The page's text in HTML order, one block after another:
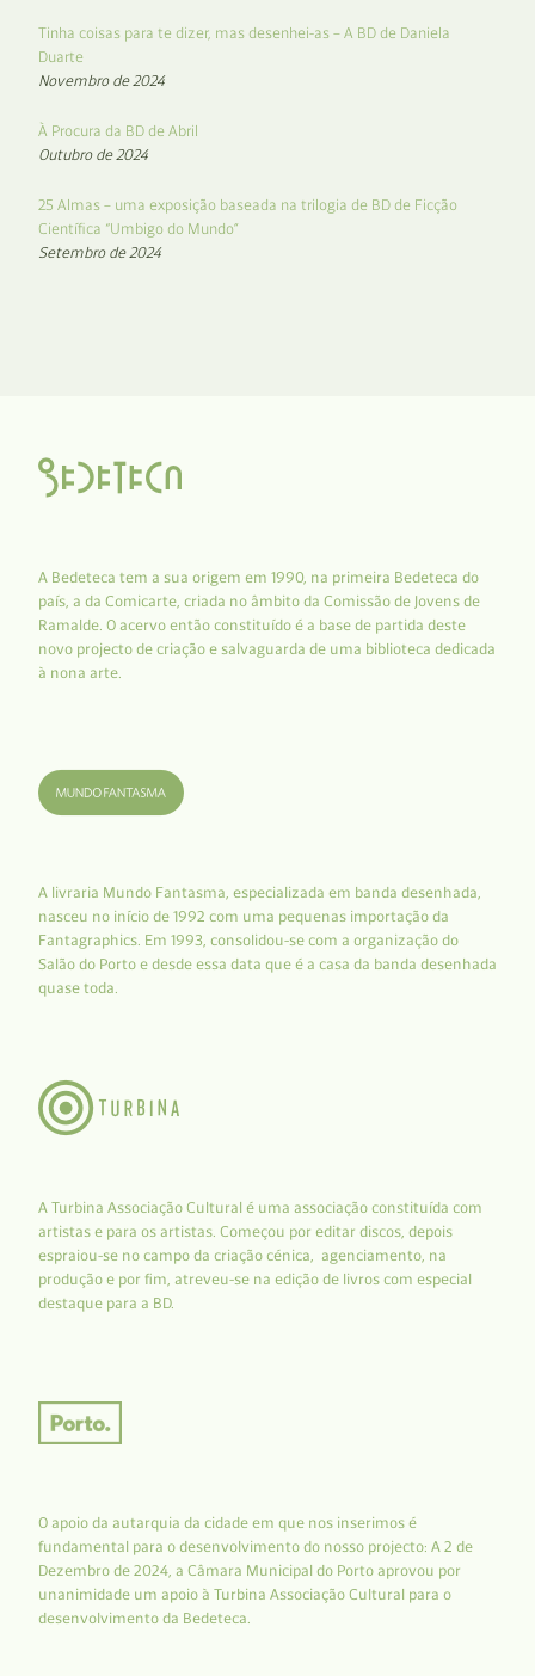
Tinha coisas para te dizer, mas desenhei-as – A BD de Daniela
Duarte
Novembro de 2024
À Procura da BD de Abril
Outubro de 2024
25 Almas – uma exposição baseada na trilogia de BD de Ficção
Científica “Umbigo do Mundo”
Setembro de 2024
A Bedeteca tem a sua origem em 1990, na primeira Bedeteca do
país, a da Comicarte, criada no âmbito da Comissão de Jovens de
Ramalde. O acervo então constituído é a base de partida deste
novo projecto de criação e salvaguarda de uma biblioteca dedicada
à nona arte.
A livraria Mundo Fantasma, especializada em banda desenhada,
nasceu no início de 1992 com uma pequenas importação da
Fantagraphics. Em 1993, consolidou-se com a organização do
Salão do Porto e desde essa data que é a casa da banda desenhada
quase toda.
A Turbina Associação Cultural é uma associação constituída com
artistas e para os artistas. Começou por editar discos, depois
espraiou-se no campo da criação cénica, agenciamento, na
produção e por fim, atreveu-se na edição de livros com especial
destaque para a BD.
O apoio da autarquia da cidade em que nos inserimos é
fundamental para o desenvolvimento do nosso projecto: A 2 de
Dezembro de 2024, a Câmara Municipal do Porto aprovou por
unanimidade um apoio à Turbina Associação Cultural para o
desenvolvimento da Bedeteca.